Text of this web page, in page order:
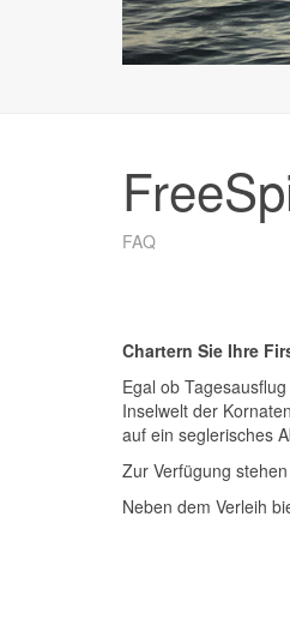
FAQ
Chartern Sie Ihre
Egal ob
Inselwelt der
auf ein seglerisches
Zur Verfügung
Neben dem Verleih